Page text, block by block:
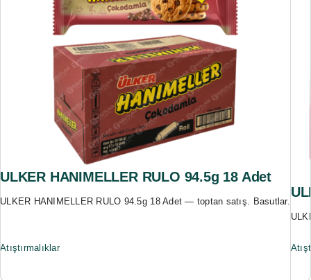
ULKER HANIMELLER RULO 94.5g 18 Adet
ULKER HANIMELLER RULO 94.5g 18 Adet — toptan satış. Basutlar.
Atıştırmalıklar